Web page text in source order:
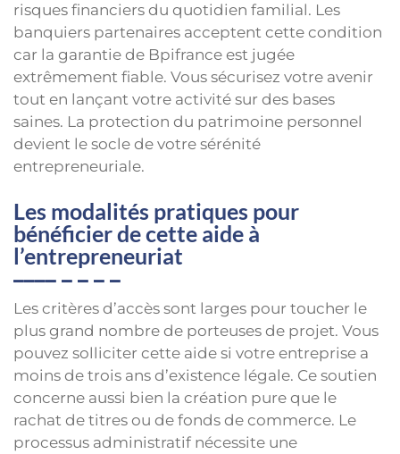
risques financiers du quotidien familial. Les
banquiers partenaires acceptent cette condition
car la garantie de Bpifrance est jugée
extrêmement fiable. Vous sécurisez votre avenir
tout en lançant votre activité sur des bases
saines. La protection du patrimoine personnel
devient le socle de votre sérénité
entrepreneuriale.
Les modalités pratiques pour
bénéficier de cette aide à
l’entrepreneuriat
Les critères d’accès sont larges pour toucher le
plus grand nombre de porteuses de projet. Vous
pouvez solliciter cette aide si votre entreprise a
moins de trois ans d’existence légale. Ce soutien
concerne aussi bien la création pure que le
rachat de titres ou de fonds de commerce. Le
processus administratif nécessite une